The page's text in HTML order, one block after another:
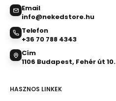
Email
info@nekedstore.hu
Telefon
+36 70 788 4343
Cím
1106 Budapest, Fehér út 10.
HASZNOS LINKEK